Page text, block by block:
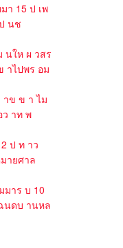
า 15 ป เพ
นช
นให ผ วสร
าไปพร อม
าข ข า ไม
ว าท พ
ป ท าว
ายศาล
มาร บ 10
นดบ านหล